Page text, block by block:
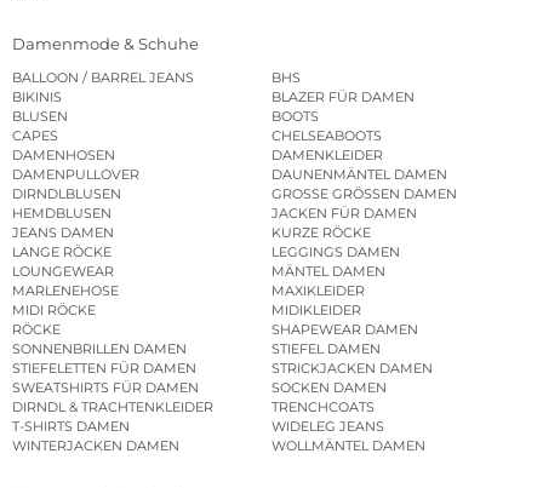
Damenmode & Schuhe
BALLOON / BARREL JEANS
BHS
BIKINIS
BLAZER FÜR DAMEN
BLUSEN
BOOTS
CAPES
CHELSEABOOTS
DAMENHOSEN
DAMENKLEIDER
DAMENPULLOVER
DAUNENMÄNTEL DAMEN
DIRNDLBLUSEN
GROSSE GRÖSSEN DAMEN
HEMDBLUSEN
JACKEN FÜR DAMEN
JEANS DAMEN
KURZE RÖCKE
LANGE RÖCKE
LEGGINGS DAMEN
LOUNGEWEAR
MÄNTEL DAMEN
MARLENEHOSE
MAXIKLEIDER
MIDI RÖCKE
MIDIKLEIDER
RÖCKE
SHAPEWEAR DAMEN
SONNENBRILLEN DAMEN
STIEFEL DAMEN
STIEFELETTEN FÜR DAMEN
STRICKJACKEN DAMEN
SWEATSHIRTS FÜR DAMEN
SOCKEN DAMEN
DIRNDL & TRACHTENKLEIDER
TRENCHCOATS
T-SHIRTS DAMEN
WIDELEG JEANS
WINTERJACKEN DAMEN
WOLLMÄNTEL DAMEN